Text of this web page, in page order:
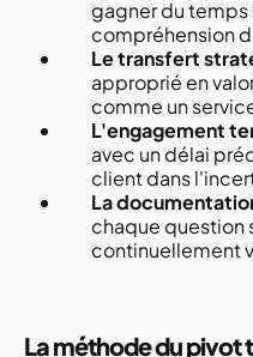
gagner du temps
compréhension
Le transfert
approprié en
comme un
L'engagement
avec un délai
client dans
La
chaque question
continuellement
La méthode du pivot